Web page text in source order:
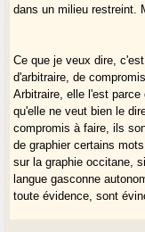
Cazamajour),
par "casa" + "major"
normalisée unique, qui
aller à l'essentiel (!).
Et quelle autre graphie
étymologique,
pourrait servir à cette
C'est aussi un principe
d'information), et c'est
dans un milieu restreint.
Ce que je veux dire,
d'arbitraire, de
Arbitraire, elle l'est
qu'elle ne veut bien le
compromis à faire, ils
de graphier certains
sur la graphie occitane,
langue gasconne
toute évidence, sont